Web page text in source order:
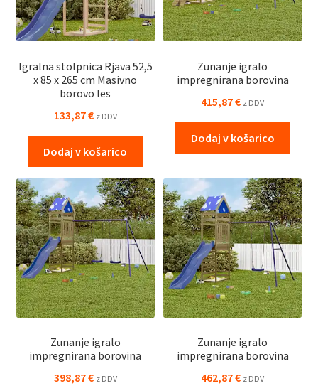
Igralna stolpnica Rjava 52,5
x 85 x 265 cm Masivno
borovo les
133,87€ z DDV
Dodaj v košarico
Zunanje igralo
impregnirana borovina
415,87€ z DDV
Dodaj v košarico
Zunanje igralo
impregnirana borovina
398,87€ z DDV
Zunanje igralo
impregnirana borovina
462,87€ z DDV